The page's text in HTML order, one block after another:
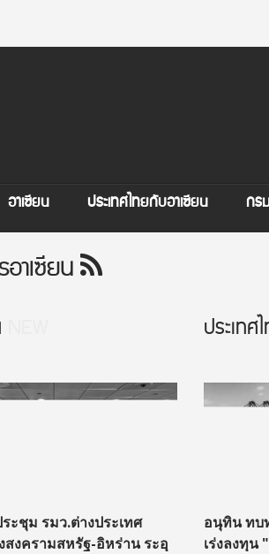
อาเซียน ประเทศไทยกับอาเซียน กร
อาเซียน
ะชุม รมว.ต่างประเทศ
สงครามสหรัฐ-อิหร่าน ระอุ
ประเทศ
อนุทิน ทบ
เร่งลงทุน